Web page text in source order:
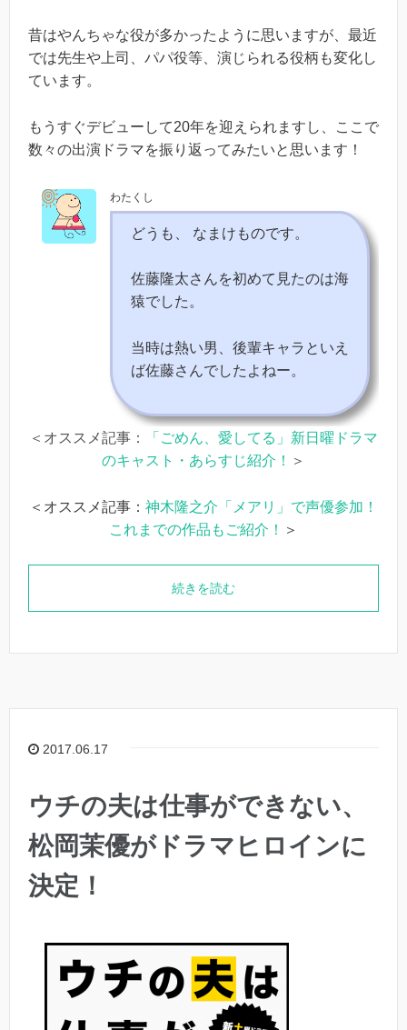
昔はやんちゃな役が多かったように思いますが、最近
では先生や上司、パパ役等、演じられる役柄も変化し
ています。
もうすぐデビューして20年を迎えられますし、ここで
数々の出演ドラマを振り返ってみたいと思います！
わたくし
どうも、 なまけものです。
佐藤隆太さんを初めて見たのは海
猿でした。
当時は熱い男、後輩キャラといえ
ば佐藤さんでしたよねー。
＜オススメ記事：
「ごめん、愛してる」新日曜ドラマ
のキャスト・あらすじ紹介！
＞
＜オススメ記事： 神木隆之介「メアリ」で声優参加！
これまでの作品もご紹介！
＞
続きを読む
2017.06.17
ウチの夫は仕事ができない、
松岡茉優がドラマヒロインに
決定！